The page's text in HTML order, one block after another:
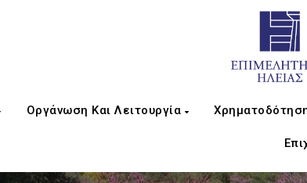
Οργάνωση Και Λειτουργία